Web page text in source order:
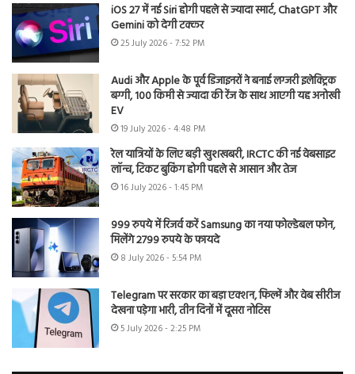
iOS 27 में नई Siri होगी पहले से ज्यादा स्मार्ट, ChatGPT और
Gemini को देगी टक्कर
25 July 2026 - 7:52 PM
Audi और Apple के पूर्व डिजाइनरों ने बनाई लग्जरी इलेक्ट्रिक
बग्गी, 100 किमी से ज्यादा की रेंज के साथ आएगी यह अनोखी
EV
19 July 2026 - 4:48 PM
रेल यात्रियों के लिए बड़ी खुशखबरी, IRCTC की नई वेबसाइट
लॉन्च, टिकट बुकिंग होगी पहले से आसान और तेज
16 July 2026 - 1:45 PM
999 रुपये में रिजर्व करें Samsung का नया फोल्डेबल फोन,
मिलेंगे 2799 रुपये के फायदे
8 July 2026 - 5:54 PM
Telegram पर सरकार का बड़ा एक्शन, फिल्में और वेब सीरीज
देखना पड़ेगा भारी, तीन दिनों में दूसरा नोटिस
5 July 2026 - 2:25 PM